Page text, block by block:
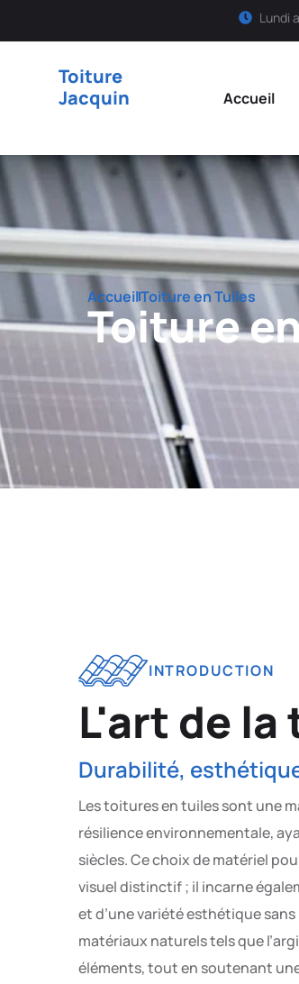
Lundi
Toiture
Jacquin
Accueil
AccueilToiture en Tuiles
Toiture
INTRODUCTION
L'art de
Durabilité,
Les toitures en tuiles sont une
résilience environnementale,
siècles. Ce choix de matériel
visuel distinctif ; il incarne
et d’une variété esthétique
matériaux naturels tels que
éléments, tout en soutenant